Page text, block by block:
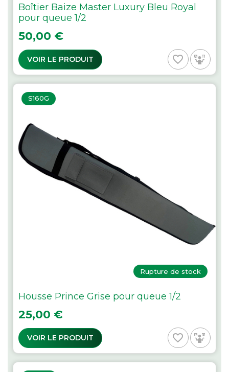
Boîtier Baize Master Luxury Bleu Royal
pour queue 1/2
Prix
50,00 €
VOIR LE PRODUIT favorite_border
S160G
Rupture de stock
Housse Prince Grise pour queue 1/2
Prix
25,00 €
VOIR LE PRODUIT favorite_border